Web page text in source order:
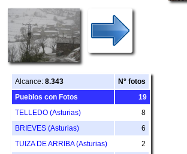
Alcance: 8.343
N° fotos
Pueblos con Fotos
19
TELLEDO (Asturias)
8
BRIEVES (Asturias)
6
TUIZA DE ARRIBA (Asturias)
2